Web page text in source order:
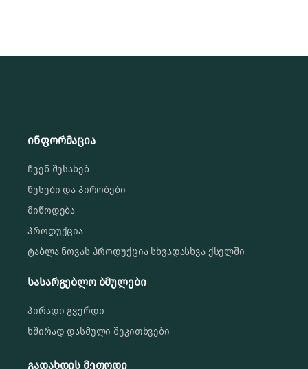
ინფორმაცია
ჩვენ შესახებ
წესები და პირობები
მიწოდება
პროდუქცია
ტაბლა ნოვას პროდუქცია სხვადასხვა ქსელში
სასარგებლო ბმულები
პირადი გვერდი
ხშირად დასმული შეკითხვები
გადახდის მეთოდი